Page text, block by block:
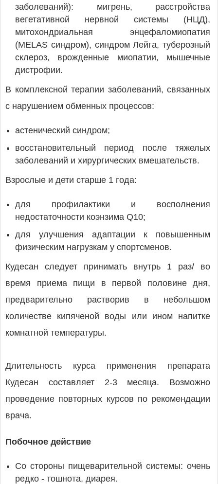
заболеваний): мигрень, расстройства
вегетативной нервной системы (НЦД),
митохондриальная энцефаломиопатия
(MELAS синдром), синдром Лейга, туберозный
склероз, врожденные миопатии, мышечные
дистрофии.
В комплексной терапии заболеваний, связанных
с нарушением обменных процессов:
астенический синдром;
восстановительный период после тяжелых
заболеваний и хирургических вмешательств.
Взрослые и дети старше 1 года:
для профилактики и восполнения
недостаточности коэнзима Q10;
для улучшения адаптации к повышенным
физическим нагрузкам у спортсменов.
Кудесан следует принимать внутрь 1 раз/ во
время приема пищи в первой половине дня,
предварительно растворив в небольшом
количестве кипяченой воды или ином напитке
комнатной температуры.
Длительность курса применения препарата
Кудесан составляет 2-3 месяца. Возможно
проведение повторных курсов по рекомендации
врача.
Побочное действие
Со стороны пищеварительной системы: очень
редко - тошнота, диарея.